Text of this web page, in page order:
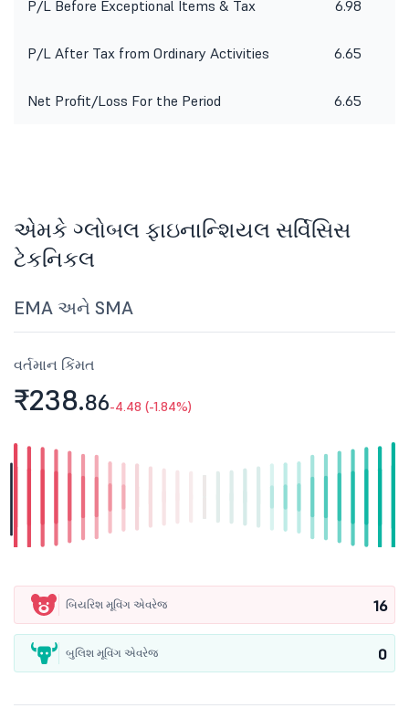
P/L Before Exceptional Items & Tax 6.98
P/L After Tax from Ordinary Activities 6.65
Net Profit/Loss For the Period 6.65
એમકે ગ્લોબલ ફાઇનાન્શિયલ સર્વિસિસ
ટેકનિકલ
EMA અને SMA
વર્તમાન કિંમત
₹238.86-4.48 (-1.84%)
બિયરિશ મૂવિંગ એવરેજ 16
બુલિશ મૂવિંગ એવરેજ 0